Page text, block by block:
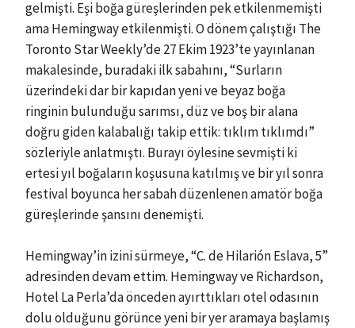
gelmişti. Eşi boğa güreşlerinden pek etkilenmemişti
ama Hemingway etkilenmişti. O dönem çalıştığı The
Toronto Star Weekly’de 27 Ekim 1923’te yayınlanan
makalesinde, buradaki ilk sabahını, “Surların
üzerindeki dar bir kapıdan yeni ve beyaz boğa
ringinin bulunduğu sarımsı, düz ve boş bir alana
doğru giden kalabalığı takip ettik: tıklım tıklımdı”
sözleriyle anlatmıştı. Burayı öylesine sevmişti ki
ertesi yıl boğaların koşusuna katılmış ve bir yıl sonra
festival boyunca her sabah düzenlenen amatör boğa
güreşlerinde şansını denemişti.
Hemingway’in izini sürmeye, “C. de Hilarión Eslava, 5”
adresinden devam ettim. Hemingway ve Richardson,
Hotel La Perla’da önceden ayırttıkları otel odasının
dolu olduğunu görünce yeni bir yer aramaya başlamış